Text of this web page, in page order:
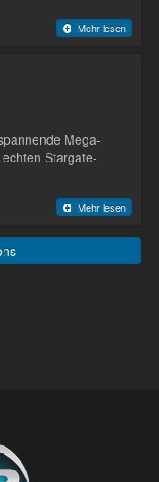
Mehr lesen
Mega-
Stargate-
Mehr lesen